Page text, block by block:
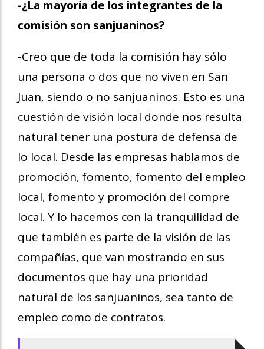
-¿La mayoría de los integrantes de la
comisión son sanjuaninos?
-Creo que de toda la comisión hay sólo
una persona o dos que no viven en San
Juan, siendo o no sanjuaninos. Esto es una
cuestión de visión local donde nos resulta
natural tener una postura de defensa de
lo local. Desde las empresas hablamos de
promoción, fomento, fomento del empleo
local, fomento y promoción del compre
local. Y lo hacemos con la tranquilidad de
que también es parte de la visión de las
compañías, que van mostrando en sus
documentos que hay una prioridad
natural de los sanjuaninos, sea tanto de
empleo como de contratos.